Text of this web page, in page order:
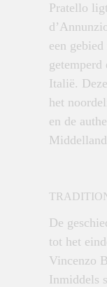
Pratello
een
getemperd
Italië.
het
en de
De
tot het
Vincenzo
Inmiddels